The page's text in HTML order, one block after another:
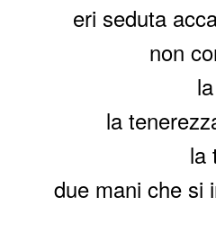
eri seduta
non
la
la
due mani che si